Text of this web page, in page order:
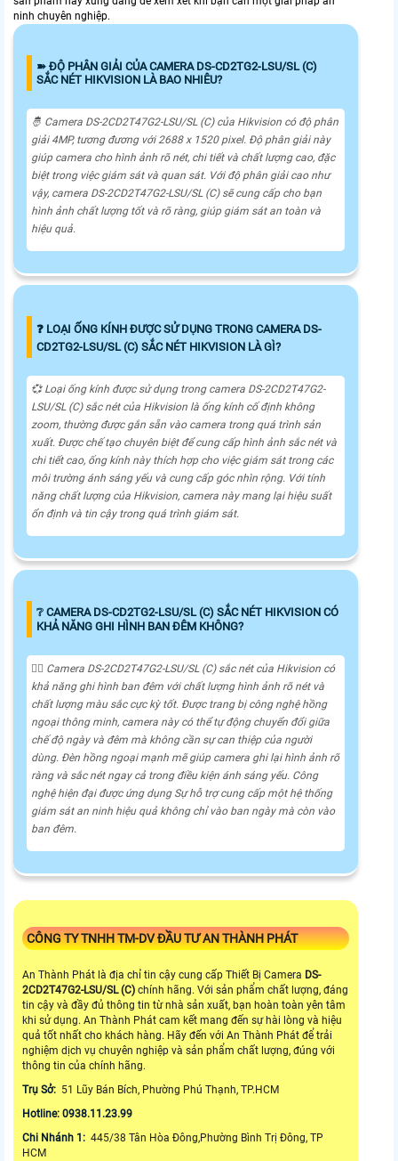
ninh chuyên nghiệp.
➽ ĐỘ PHÂN GIẢI CỦA CAMERA DS-CD2TG2-LSU/SL (C)
SẮC NÉT HIKVISION LÀ BAO NHIÊU?
🤴 Camera DS-2CD2T47G2-LSU/SL (C) của Hikvision có độ phân
giải 4MP, tương đương với 2688 x 1520 pixel. Độ phân giải này
giúp camera cho hình ảnh rõ nét, chi tiết và chất lượng cao, đặc
biệt trong việc giám sát và quan sát. Với độ phân giải cao như
vậy, camera DS-2CD2T47G2-LSU/SL (C) sẽ cung cấp cho bạn
hình ảnh chất lượng tốt và rõ ràng, giúp giám sát an toàn và
hiệu quả.
❓ LOẠI ỐNG KÍNH ĐƯỢC SỬ DỤNG TRONG CAMERA DS-
CD2TG2-LSU/SL (C) SẮC NÉT HIKVISION LÀ GÌ?
💞 Loại ống kính được sử dụng trong camera DS-2CD2T47G2-
LSU/SL (C) sắc nét của Hikvision là ống kính cố định không
zoom, thường được gắn sẵn vào camera trong quá trình sản
xuất. Được chế tạo chuyên biệt để cung cấp hình ảnh sắc nét và
chi tiết cao, ống kính này thích hợp cho việc giám sát trong các
môi trường ánh sáng yếu và cung cấp góc nhìn rộng. Với tính
năng chất lượng của Hikvision, camera này mang lại hiệu suất
ổn định và tin cậy trong quá trình giám sát.
❔ CAMERA DS-CD2TG2-LSU/SL (C) SẮC NÉT HIKVISION CÓ
KHẢ NĂNG GHI HÌNH BAN ĐÊM KHÔNG?
🙆‍♀️ Camera DS-2CD2T47G2-LSU/SL (C) sắc nét của Hikvision có
khả năng ghi hình ban đêm với chất lượng hình ảnh rõ nét và
chất lượng màu sắc cực kỳ tốt. Được trang bị công nghệ hồng
ngoại thông minh, camera này có thể tự động chuyển đổi giữa
chế độ ngày và đêm mà không cần sự can thiệp của người
dùng. Đèn hồng ngoại mạnh mẽ giúp camera ghi lại hình ảnh rõ
ràng và sắc nét ngay cả trong điều kiện ánh sáng yếu. Công
nghệ hiện đại được ứng dụng Sự hỗ trợ cung cấp một hệ thống
giám sát an ninh hiệu quả không chỉ vào ban ngày mà còn vào
ban đêm.
CÔNG TY TNHH TM-DV ĐẦU TƯ AN THÀNH PHÁT
An Thành Phát là địa chỉ tin cậy cung cấp Thiết Bị Camera DS-
2CD2T47G2-LSU/SL (C) chính hãng. Với sản phẩm chất lượng, đáng
tin cậy và đầy đủ thông tin từ nhà sản xuất, bạn hoàn toàn yên tâm
khi sử dụng. An Thành Phát cam kết mang đến sự hài lòng và hiệu
quả tốt nhất cho khách hàng. Hãy đến với An Thành Phát để trải
nghiệm dịch vụ chuyên nghiệp và sản phẩm chất lượng, đúng với
thông tin của chính hãng.
Trụ Sở: 51 Lũy Bán Bích, Phường Phú Thạnh, TP.HCM
Hotline: 0938.11.23.99
Chi Nhánh 1: 445/38 Tân Hòa Đông,Phường Bình Trị Đông, TP
HCM